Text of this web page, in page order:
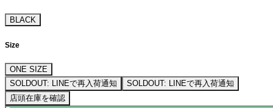
BLACK
Size
ONE SIZE
SOLDOUT: LINEで再入荷通知
SOLDOUT: LINEで再入荷通知
店頭在庫を確認